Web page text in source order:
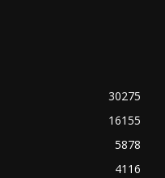
30275
16155
5878
4116